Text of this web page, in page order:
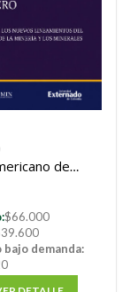
de
$66.000
bajo demanda: